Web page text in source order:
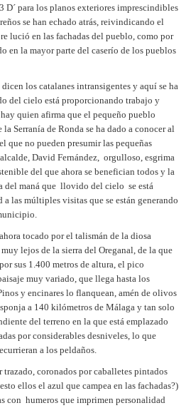
para los planos exteriores imprescindibles
se han echado atrás, reivindicando el
lució en las fachadas del pueblo, como por
en la mayor parte del caserío de los pueblos
los catalanes intransigentes y aquí se ha
del cielo está proporcionando trabajo y
quien afirma que el pequeño pueblo
Serranía de Ronda se ha dado a conocer al
que no pueden presumir las pequeñas
David Fernández, orgulloso, esgrima
del que ahora se benefician todos y la
del maná que llovido del cielo se está
a las múltiples visitas que se están generando
tocado por el talismán de la diosa
lejos de la sierra del Oreganal, de la que
sus 1.400 metros de altura, el pico
muy variado, que llega hasta los
y encinares lo flanquean, amén de olivos
a 140 kilómetros de Málaga y tan solo
del terreno en la que está emplazado
por considerables desniveles, lo que
a los peldaños.
coronados por caballetes pintados
ellos el azul que campea en las fachadas?)
con humeros que imprimen personalidad